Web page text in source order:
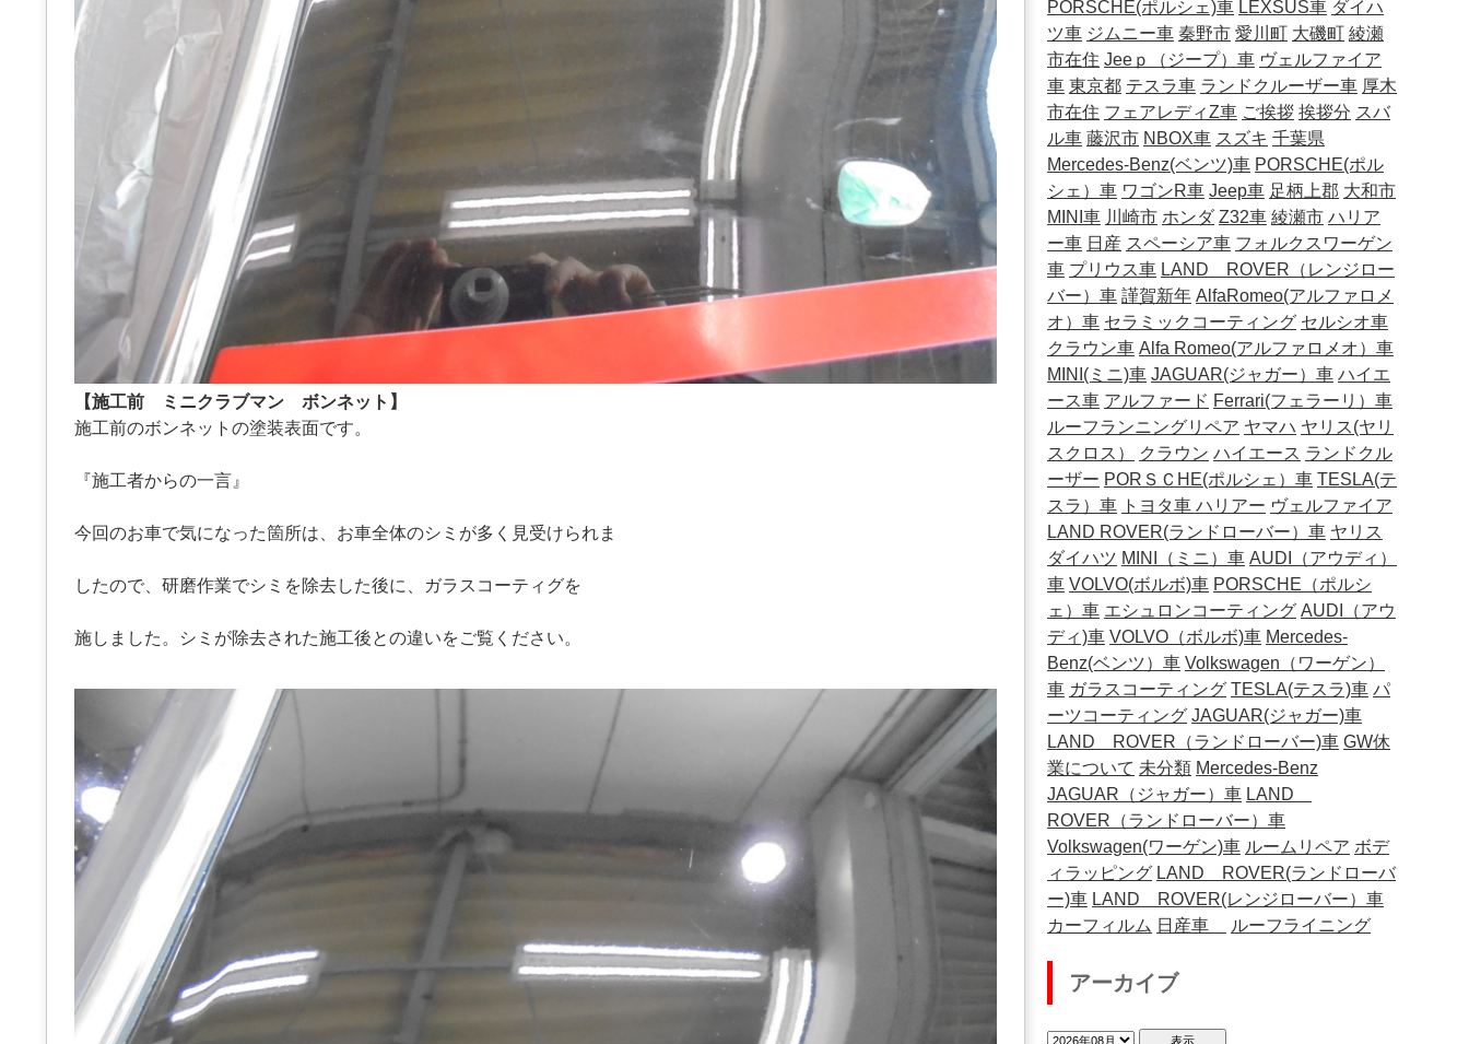
【施工前 ミニクラブマン ボンネット】
施工前のボンネットの塗装表面です。
『施工者からの一言』
今回のお車で気になった箇所は、お車全体のシミが多く見受けられま
したので、研磨作業でシミを除去した後に、ガラスコーティグを
施しました。シミが除去された施工後との違いをご覧ください。
PORSCHE(ポルシェ)車 LEXSUS車 ダイハ
ツ車 ジムニー車 秦野市 愛川町 大磯町 綾瀬
市在住 Jeeｐ（ジープ）車 ヴェルファイア
車 東京都 テスラ車 ランドクルーザー車 厚木
市在住 フェアレディZ車 ご挨拶 挨拶分 スバ
ル車 藤沢市 NBOX車 スズキ 千葉県
Mercedes-Benz(ベンツ)車 PORSCHE(ポル
シェ）車 ワゴンR車 Jeep車 足柄上郡 大和市
MINI車 川崎市 ホンダ Z32車 綾瀬市 ハリア
ー車 日産 スペーシア車 フォルクスワーゲン
車 プリウス車 LAND ROVER（レンジロー
バー）車 謹賀新年 AlfaRomeo(アルファロメ
オ）車 セラミックコーティング セルシオ車
クラウン車 Alfa Romeo(アルファロメオ）車
MINI(ミニ)車 JAGUAR(ジャガー）車 ハイエ
ース車 アルファード Ferrari(フェラーリ）車
ルーフランニングリペア ヤマハ ヤリス(ヤリ
スクロス）
クラウン ハイエース ランドクル
ーザー PORＳＣHE(ポルシェ）車 TESLA(テ
スラ）車 トヨタ車 ハリアー ヴェルファイア
LAND ROVER(ランドローバー）車 ヤリス
ダイハツ MINI（ミニ）車 AUDI（アウディ）
車 VOLVO(ボルボ)車 PORSCHE（ポルシ
ェ）車 エシュロンコーティング AUDI（アウ
ディ)車 VOLVO（ボルボ)車 Mercedes-
Benz(ベンツ）車 Volkswagen（ワーゲン）
車 ガラスコーティング TESLA(テスラ)車 パ
ーツコーティング JAGUAR(ジャガー)車
LAND ROVER（ランドローバー)車 GW休
業について 未分類 Mercedes-Benz
JAGUAR（ジャガー）車 LAND
ROVER（ランドローバー）車
Volkswagen(ワーゲン)車 ルームリペア ボデ
ィラッピング LAND ROVER(ランドローバ
ー)車 LAND ROVER(レンジローバー）車
カーフィルム 日産車 ルーフライニング
アーカイブ